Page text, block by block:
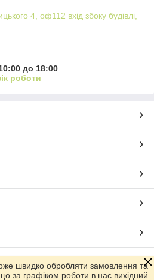
4, оф112 вхід збоку будівлі,
до 18:00
роботи
Prom.ua
швидко обробляти замовлення та
за графіком роботи в нас вихідний